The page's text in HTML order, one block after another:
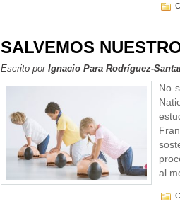
SALVEMOS
Escrito por Ignacio Para Rodríguez-
No
al